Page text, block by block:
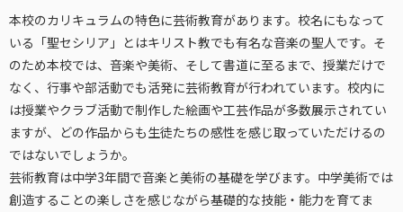
本校のカリキュラムの特色に芸術教育があります。校名にもなって
いる「聖セシリア」とはキリスト教でも有名な音楽の聖人です。そ
のため本校では、音楽や美術、そして書道に至るまで、授業だけで
なく、行事や部活動でも活発に芸術教育が行われています。校内に
は授業やクラブ活動で制作した絵画や工芸作品が多数展示されてい
ますが、どの作品からも生徒たちの感性を感じ取っていただけるの
ではないでしょうか。
芸術教育は中学3年間で音楽と美術の基礎を学びます。中学美術では
創造することの楽しさを感じながら基礎的な技能・能力を育てま